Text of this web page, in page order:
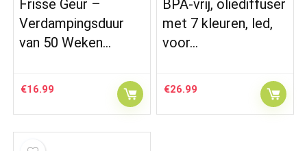
Frisse Geur –
Verdampingsduur
van 50 Weken…
€16.99
BPA-vrij, oliediffuser
met 7 kleuren, led,
voor…
€26.99